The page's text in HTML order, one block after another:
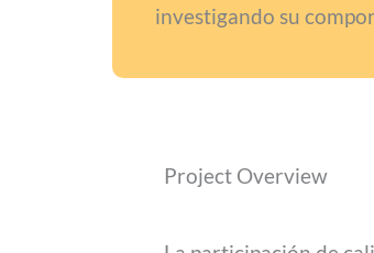
investigando su
Project Overview